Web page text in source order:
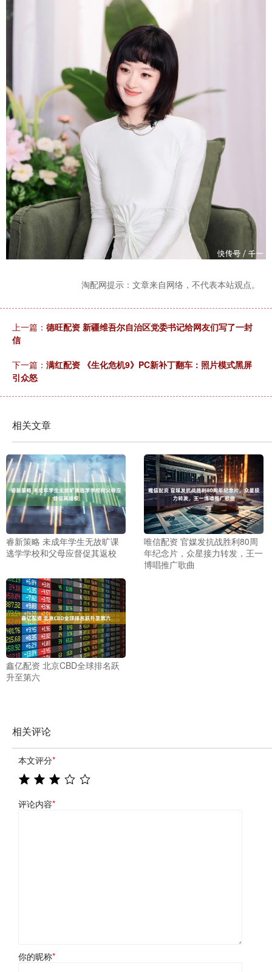
淘配网提示：文章来自网络，不代表本站观点。
上一篇： 德旺配资 新疆维吾尔自治区党委书记给网友们写了一封
信
下一篇： 满红配资 《生化危机9》PC新补丁翻车：照片模式黑屏
引众怒
相关文章
睿新策略 未成年学生无故旷课
逃学学校和父母应督促其返校
唯信配资 官媒发抗战胜利80周
年纪念片，众星接力转发，王一
博唱推广歌曲
鑫亿配资 北京CBD全球排名跃
升至第六
相关评论
本文评分*
评论内容*
你的昵称*